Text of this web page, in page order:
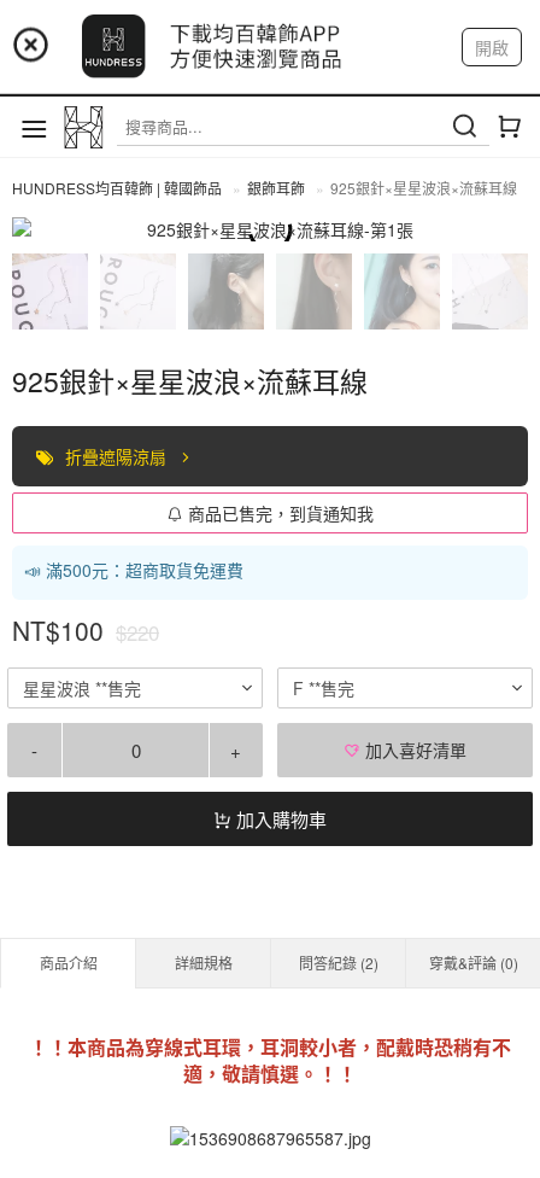
📢 市集預告：9/4-9/6 淡水捷運站
📢 市集預告：9/12-9/13 八里海巡基地
📢 市集預告：8/22-8/23 桃園青埔置地廣場
開啟
註冊 我的帳戶
HUNDRESS均百韓飾 | 韓國飾品 銀飾耳飾 925銀針×星星波浪×流蘇耳線
全部商品
925銀針×星星波浪×流蘇耳線
折疊遮陽涼扇
商品已售完，到貨通知我
📣 滿500元：超商取貨免運費
NT$100 $220
星星波浪 **售完 F **售完
- + 加入喜好清單
加入購物車
商品介紹 詳細規格 問答紀錄 (2) 穿戴&評論 (0)
！！本商品為穿線式耳環，耳洞較小者，配戴時恐稍有不
適，敬請慎選。！！